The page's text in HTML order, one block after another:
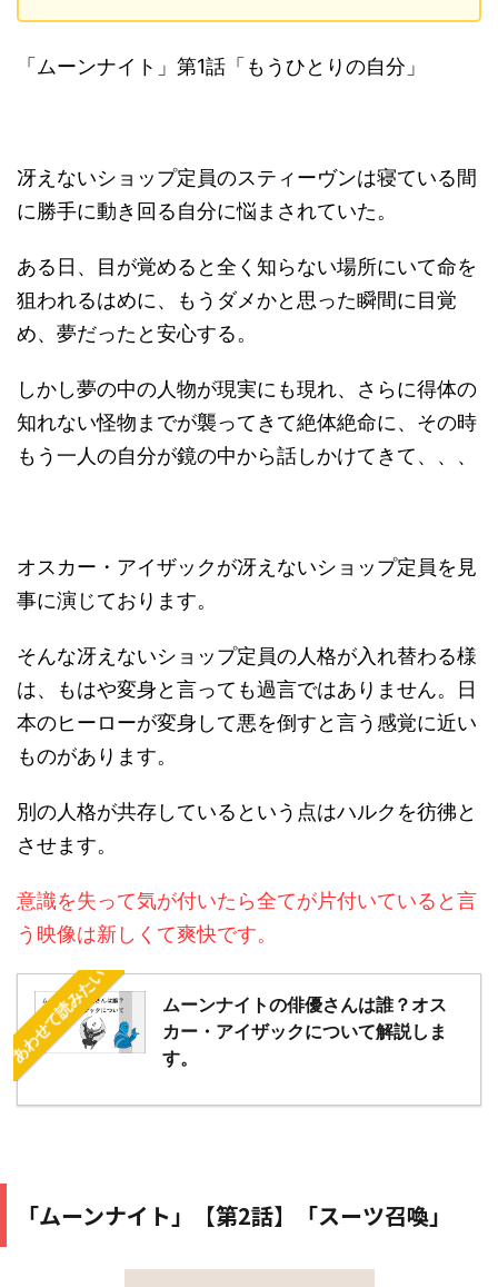
「ムーンナイト」第1話「もうひとりの自分」
冴えないショップ定員のスティーヴンは寝ている間
に勝手に動き回る自分に悩まされていた。
ある日、目が覚めると全く知らない場所にいて命を
狙われるはめに、もうダメかと思った瞬間に目覚
め、夢だったと安心する。
しかし夢の中の人物が現実にも現れ、さらに得体の
知れない怪物までが襲ってきて絶体絶命に、その時
もう一人の自分が鏡の中から話しかけてきて、、、
オスカー・アイザックが冴えないショップ定員を見
事に演じております。
そんな冴えないショップ定員の人格が入れ替わる様
は、もはや変身と言っても過言ではありません。日
本のヒーローが変身して悪を倒すと言う感覚に近い
ものがあります。
別の人格が共存しているという点はハルクを彷彿と
させます。
意識を失って気が付いたら全てが片付いていると言
う映像は新しくて爽快です。
あわせて読みたい
ムーンナイトの俳優さんは誰？オス
カー・アイザックについて解説しま
す。
「ムーンナイト」【第2話】「スーツ召喚」